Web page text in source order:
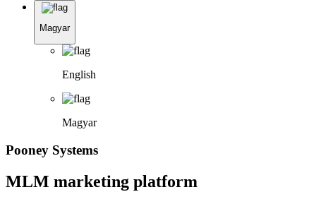
Magyar
English
Magyar
Pooney Systems
MLM marketing platform